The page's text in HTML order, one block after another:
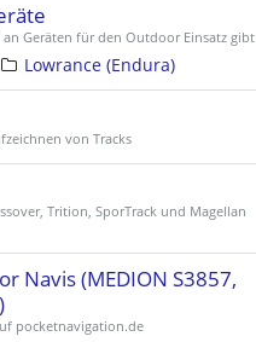
an Geräten für den Outdoor Einsatz gibt
Lowrance (Endura)
von Tracks
Trition, SporTrack und Magellan
Navis (MEDION S3857,
pocketnavigation.de